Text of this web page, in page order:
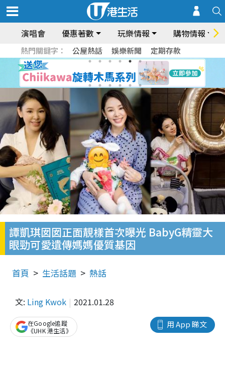
演唱會 優惠著數 玩樂情報 購物情報
熱門關鍵字： 公屋熱話 娛樂新聞 定期存款
譚凱琪囡囡正面靚樣首次曝光 BabyG精靈大
眼勁可愛遺傳媽媽優質基因
首頁 生活話題 熱話
文: Ling Kwok 2021.01.28
用 App 睇文
在Google追蹤
《UHK 港生活》